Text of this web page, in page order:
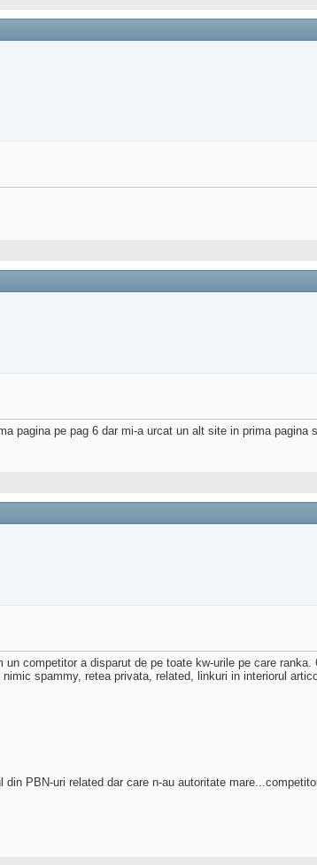
pagina pe pag 6 dar mi-a urcat un alt site in prima pagina
competitor a disparut de pe toate kw-urile pe care
spammy, retea privata, related, linkuri in interiorul
PBN-uri related dar care n-au autoritate